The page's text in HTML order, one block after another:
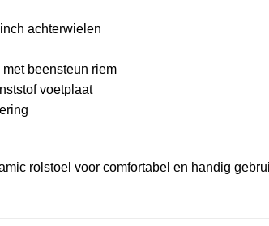
achterwielen
beensteun riem
voetplaat
rolstoel voor comfortabel en handig